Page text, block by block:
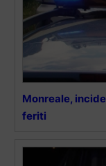
Monreale,
feriti